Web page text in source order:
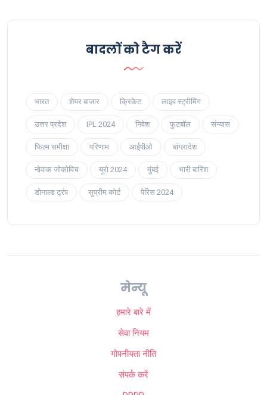
बादलों को टैग करें
भारत शेयर बाजार क्रिकेट लाइव स्ट्रीमिंग
उत्तर प्रदेश IPL 2024 निवेश फुटबॉल संन्यास
फिल्म समीक्षा परिणाम आईपीओ बांग्लादेश
नोवाक जोकोविच यूरो 2024 मुंबई भारी बारिश
डोनाल्ड ट्रंप सुप्रीम कोर्ट पेरिस 2024
मेन्यू
हमारे बारे में
सेवा नियम
गोपनीयता नीति
संपर्क करें